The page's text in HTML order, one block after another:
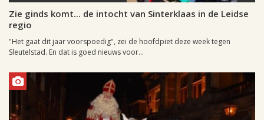
Zie ginds komt... de intocht van Sinterklaas in de Leidse
regio
"Het gaat dit jaar voorspoedig", zei de hoofdpiet deze week tegen
Sleutelstad. En dat is goed nieuws voor...